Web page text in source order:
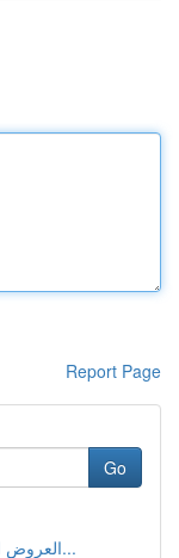
Report Page
Go
العروض التفاعلية في اجتماعات العمل و المدار...